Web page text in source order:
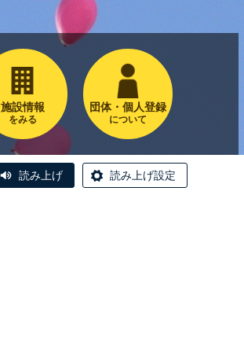
施設情報
をみる
団体・個人登録
について
読み上げ 読み上げ設定